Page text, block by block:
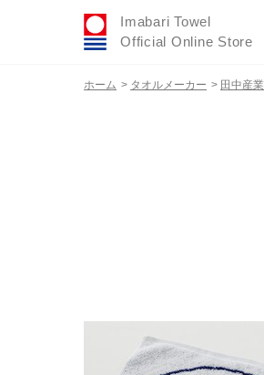
Imabari Towel
Official Online Store
ホーム > タオルメーカー > 田中産業